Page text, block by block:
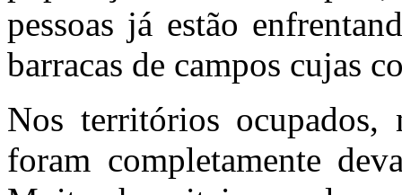
pessoas já estão
barracas de campos cujas
Nos territórios
foram completamente